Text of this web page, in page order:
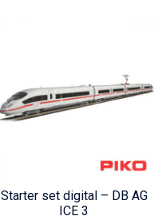
Starter set digital – DB AG
ICE 3